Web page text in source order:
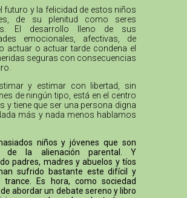
futuro y la felicidad de estos niños
de su plenitud como seres
El desarrollo lleno de sus
emocionales, afectivas, de
actuar o actuar tarde condena el
seguras con consecuencias
y estimar con libertad, sin
de ningún tipo, está en el centro
y tiene que ser una persona digna
más y nada menos hablamos
niños y jóvenes que son
de la alienación parental. Y
padres, madres y abuelos y tíos
sufrido bastante este difícil y
trance. Es hora, como sociedad
abordar un debate sereno y libro